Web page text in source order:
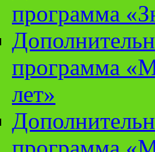
программа
программа
лет»